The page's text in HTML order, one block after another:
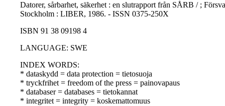
Datorer, sårbarhet, säkerhet : en slutrapport från SÅRB / ;
Stockholm : LIBER, 1986. - ISSN 0375-250X
ISBN 91 38 09198 4
LANGUAGE: SWE
INDEX WORDS:
* dataskydd = data protection = tietosuoja
* tryckfrihet = freedom of the press = painovapaus
* databaser = databases = tietokannat
* integritet = integrity = koskemattomuus